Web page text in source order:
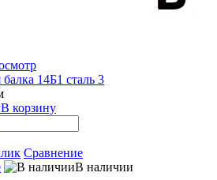
балка 14Б1 сталь 3
В корзину
Сравнение
В наличии